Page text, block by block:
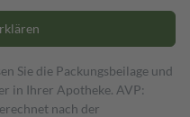
Sie die Packungsbeilage und
in Ihrer Apotheke. AVP:
nach der